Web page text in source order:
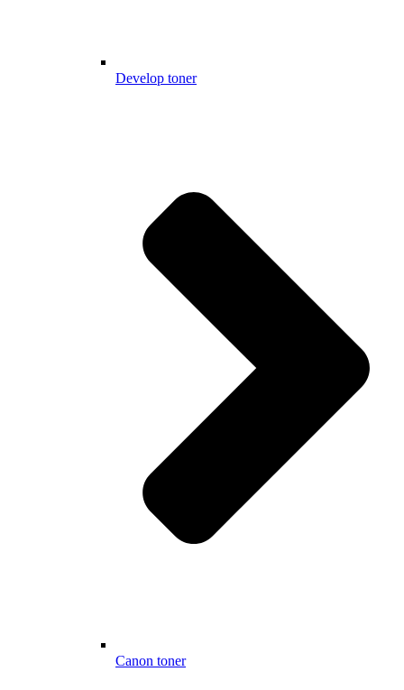
Develop toner
Canon toner